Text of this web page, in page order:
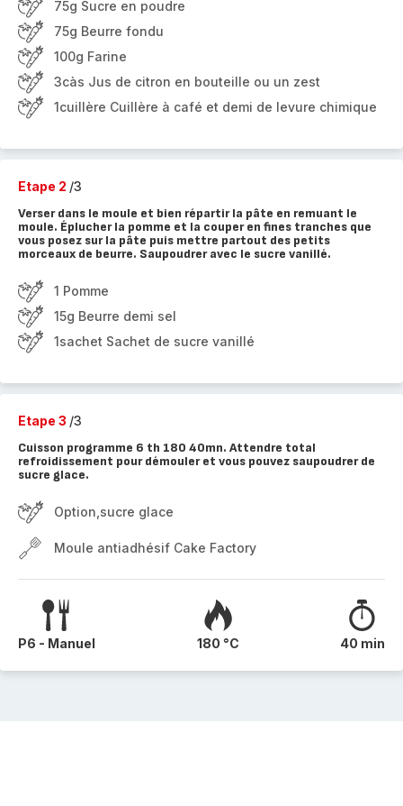
75g Sucre en poudre
75g Beurre fondu
100g Farine
3càs Jus de citron en bouteille ou un zest
1cuillère Cuillère à café et demi de levure chimique
Etape 2 /3
Verser dans le moule et bien répartir la pâte en remuant le
moule. Éplucher la pomme et la couper en fines tranches que
vous posez sur la pâte puis mettre partout des petits
morceaux de beurre. Saupoudrer avec le sucre vanillé.
1 Pomme
15g Beurre demi sel
1sachet Sachet de sucre vanillé
Etape 3 /3
Cuisson programme 6 th 180 40mn. Attendre total
refroidissement pour démouler et vous pouvez saupoudrer de
sucre glace.
Option,sucre glace
Moule antiadhésif Cake Factory
P6 - Manuel 180 °C 40 min